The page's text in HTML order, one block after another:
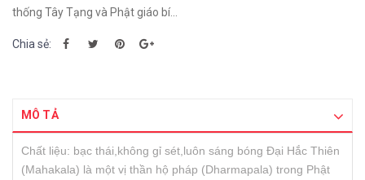
thống Tây Tạng và Phật giáo bí...
Chia sẻ:
MÔ TẢ
Chất liệu: bạc thái,không gỉ sét,luôn sáng bóng Đại Hắc Thiên
(Mahakala) là một vị thần hộ pháp (Dharmapala) trong Phật